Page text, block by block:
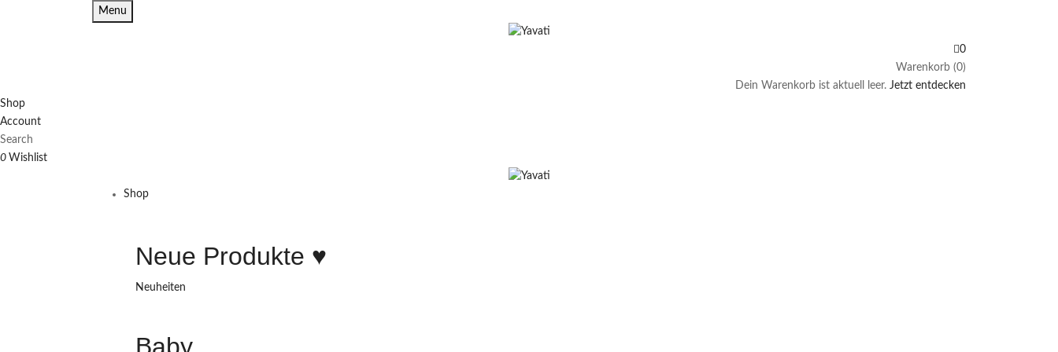
Menu
0
Warenkorb (0)
Dein Warenkorb ist aktuell leer. Jetzt entdecken
Shop
Account
Search
0 Wishlist
Shop
Neue Produkte ♥️
Neuheiten